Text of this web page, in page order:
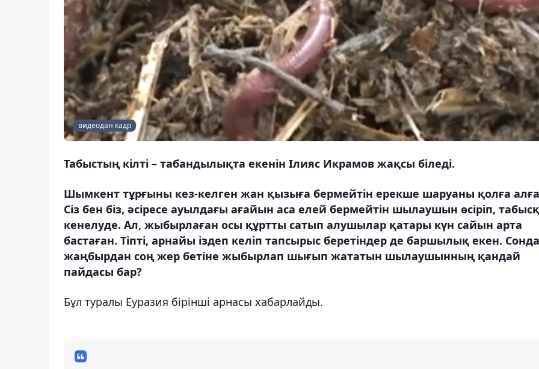
видеодан кадр
Табыстың кілті – табандылықта екенін Ілияс Икрамов жақсы біледі.
Шымкент тұрғыны кез-келген жан қызыға бермейтін ерекше шаруаны қолға
Сіз бен біз, әсіресе ауылдағы ағайын аса елей бермейтін шылаушын өсіріп,
кенелуде. Ал, жыбырлаған осы құртты сатып алушылар қатары күн сайын арта
бастаған. Тіпті, арнайы іздеп келіп тапсырыс беретіндер де баршылық екен.
жаңбырдан соң жер бетіне жыбырлап шығып жататын шылаушынның қандай
пайдасы бар?
Бұл туралы Еуразия бірінші арнасы хабарлайды.